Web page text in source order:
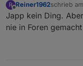
R
Offline
Reiner1962schrieb am
zuletzt
Japp kein Ding.
nie in Foren